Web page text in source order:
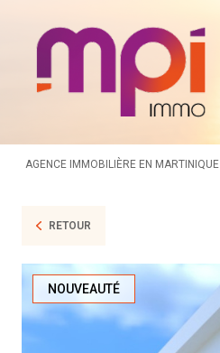
AGENCE IMMOBILIÈRE EN MARTINIQUE
RETOUR
NOUVEAUTÉ